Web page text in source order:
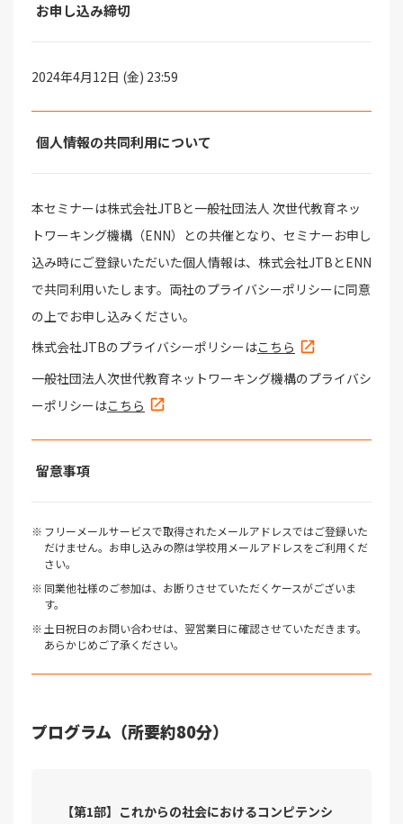
お申し込み締切
2024年4月12日 (金) 23:59
個人情報の共同利用について
本セミナーは株式会社JTBと一般社団法人 次世代教育ネッ
トワーキング機構（ENN）との共催となり、セミナーお申し
込み時にご登録いただいた個人情報は、株式会社JTBとENN
で共同利用いたします。両社のプライバシーポリシーに同意
の上でお申し込みください。
株式会社JTBのプライバシーポリシーはこちら
一般社団法人次世代教育ネットワーキング機構のプライバシ
ーポリシーはこちら
留意事項
フリーメールサービスで取得されたメールアドレスではご登録いた
だけません。お申し込みの際は学校用メールアドレスをご利用くだ
さい。
同業他社様のご参加は、お断りさせていただくケースがございま
す。
土日祝日のお問い合わせは、翌営業日に確認させていただきます。
あらかじめご了承ください。
プログラム（所要約80分）
【第1部】これからの社会におけるコンピテンシ